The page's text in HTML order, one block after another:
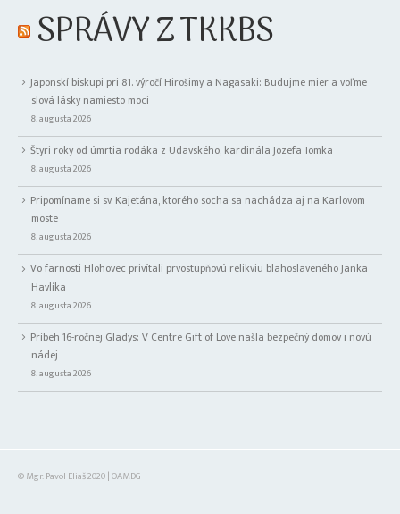
SPRÁVY Z TKKBS
Japonskí biskupi pri 81. výročí Hirošimy a Nagasaki: Budujme mier a voľme
slová lásky namiesto moci
8. augusta 2026
Štyri roky od úmrtia rodáka z Udavského, kardinála Jozefa Tomka
8. augusta 2026
Pripomíname si sv. Kajetána, ktorého socha sa nachádza aj na Karlovom
moste
8. augusta 2026
Vo farnosti Hlohovec privítali prvostupňovú relikviu blahoslaveného Janka
Havlíka
8. augusta 2026
Príbeh 16-ročnej Gladys: V Centre Gift of Love našla bezpečný domov i novú
nádej
8. augusta 2026
© Mgr. Pavol Eliaš 2020 | OAMDG